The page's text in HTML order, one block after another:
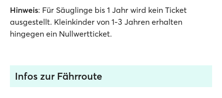
Hinweis: Für Säuglinge bis 1 Jahr wird kein Ticket
ausgestellt. Kleinkinder von 1-3 Jahren erhalten
hingegen ein Nullwertticket.
Infos zur Fährroute